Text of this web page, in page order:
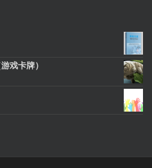
戏卡牌）